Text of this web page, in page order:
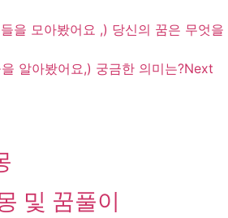
을 모아봤어요 ,) 당신의 꿈은 무엇을
알아봤어요,) 궁금한 의미는?Next
및 꿈풀이